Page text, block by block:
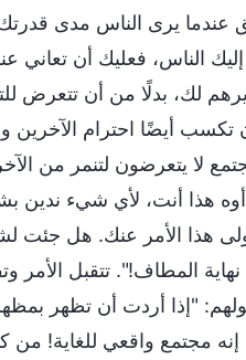
عندما يرى الناس مدى
الناس، فعليك أن تعاني
لك، بدلًا من أن تتعرض
أيضًا احترام الآخرين
لا يتعرضون لتنمر من
"أوه هذا أنت، لأي شيء
هذا الأمر عنك. هل
المطاف!". تتقبل الأمر
"إذا أردت أن تظهر بمظهر
إنه مجتمع واقعي للغاية!